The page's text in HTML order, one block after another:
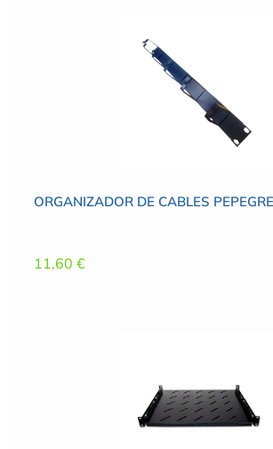
ORGANIZADOR DE CABLES
11,60 €